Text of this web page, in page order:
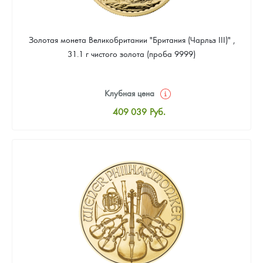
Золотая монета Великобритании "Британия (Чарльз III)" ,
31.1 г чистого золота (проба 9999)
Клубная цена
409 039 Руб.
Цена выкупа
388 587 Руб.